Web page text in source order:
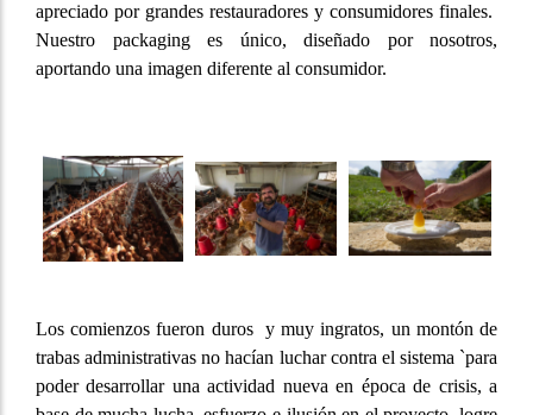
apreciado por grandes restauradores y consumidores finales.
Nuestro packaging es único, diseñado por nosotros,
aportando una imagen diferente al consumidor.
Los comienzos fueron duros y muy ingratos, un montón de
trabas administrativas no hacían luchar contra el sistema `para
poder desarrollar una actividad nueva en época de crisis, a